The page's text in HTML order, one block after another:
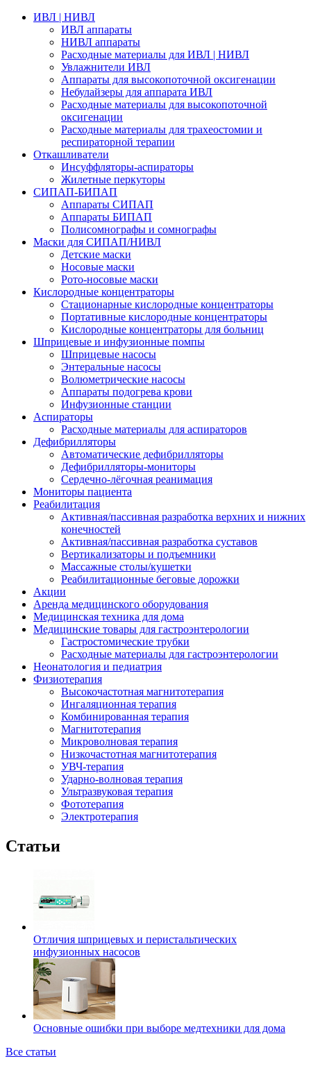
ИВЛ | НИВЛ
ИВЛ аппараты
НИВЛ аппараты
Расходные материалы для ИВЛ | НИВЛ
Увлажнители ИВЛ
Аппараты для высокопоточной оксигенации
Небулайзеры для аппарата ИВЛ
Расходные материалы для высокопоточной
оксигенации
Расходные материалы для трахеостомии и
респираторной терапии
Откашливатели
Инсуффляторы-аспираторы
Жилетные перкуторы
CИПАП-БИПАП
Аппараты СИПАП
Аппараты БИПАП
Полисомнографы и сомнографы
Маски для СИПАП/НИВЛ
Детские маски
Носовые маски
Рото-носовые маски
Кислородные концентраторы
Стационарные кислородные концентраторы
Портативные кислородные концентраторы
Кислородные концентраторы для больниц
Шприцевые и инфузионные помпы
Шприцевые насосы
Энтеральные насосы
Волюметрические насосы
Аппараты подогрева крови
Инфузионные станции
Аспираторы
Расходные материалы для аспираторов
Дефибрилляторы
Автоматические дефибрилляторы
Дефибрилляторы-мониторы
Сердечно-лёгочная реанимация
Мониторы пациента
Реабилитация
Активная/пассивная разработка верхних и нижних
конечностей
Активная/пассивная разработка суставов
Вертикализаторы и подъемники
Массажные столы/кушетки
Реабилитационные беговые дорожки
Акции
Аренда медицинского оборудования
Медицинская техника для дома
Медицинские товары для гастроэнтерологии
Гастростомические трубки
Расходные материалы для гастроэнтерологии
Неонатология и педиатрия
Физиотерапия
Высокочастотная магнитотерапия
Ингаляционная терапия
Комбинированная терапия
Магнитотерапия
Микроволновая терапия
Низкочастотная магнитотерапия
УВЧ-терапия
Ударно-волновая терапия
Ультразвуковая терапия
Фототерапия
Электротерапия
Статьи
Отличия шприцевых и перистальтических
инфузионных насосов
Основные ошибки при выборе медтехники для дома
Все статьи